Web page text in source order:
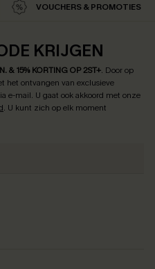
VOUCHERS & PROMOTIES
KRIJGEN
& 15% KORTING OP 2ST+. Door op
het ontvangen van exclusieve
e-mail. U gaat ook akkoord met onze
. U kunt zich op elk moment